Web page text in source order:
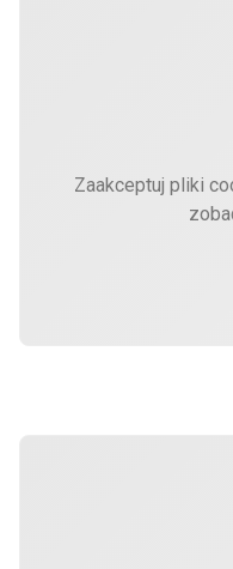
Zaakceptuj pliki